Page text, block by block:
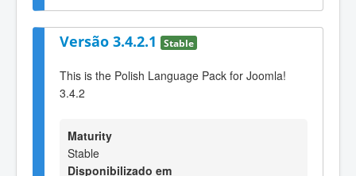
Versão 3.4.2.1 Stable
This is the Polish Language Pack for Joomla!
3.4.2
Maturity
Stable
Disponibilizado em